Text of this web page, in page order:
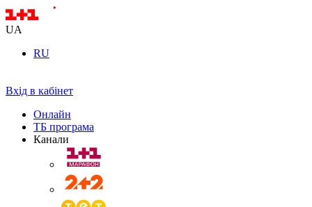
UA
RU
Вхід в кабінет
Онлайн
ТБ програма
Канали